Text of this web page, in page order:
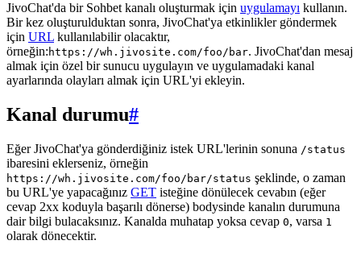
JivoChat'da bir Sohbet kanalı oluşturmak için uygulamayı kullanın.
Bir kez oluşturulduktan sonra, JivoChat'ya etkinlikler göndermek
için URL kullanılabilir olacaktır,
örneğin: https://wh.jivosite.com/foo/bar. JivoChat'dan mesaj
almak için özel bir sunucu uygulayın ve uygulamadaki kanal
ayarlarında olayları almak için URL'yi ekleyin.
Kanal durumu#
Eğer JivoChat'ya gönderdiğiniz istek URL'lerinin sonuna /status
ibaresini eklerseniz, örneğin
https://wh.jivosite.com/foo/bar/status şeklinde, o zaman
bu URL'ye yapacağınız GET isteğine dönülecek cevabın (eğer
cevap 2xx koduyla başarılı dönerse) bodysinde kanalın durumuna
dair bilgi bulacaksınız. Kanalda muhatap yoksa cevap 0, varsa 1
olarak dönecektir.